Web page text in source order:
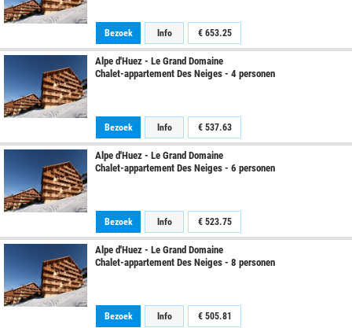
Bezoek Info € 653.25
Alpe d'Huez - Le Grand Domaine
Chalet-appartement Des Neiges - 4 personen
Bezoek Info € 537.63
Alpe d'Huez - Le Grand Domaine
Chalet-appartement Des Neiges - 6 personen
Bezoek Info € 523.75
Alpe d'Huez - Le Grand Domaine
Chalet-appartement Des Neiges - 8 personen
Bezoek Info € 505.81